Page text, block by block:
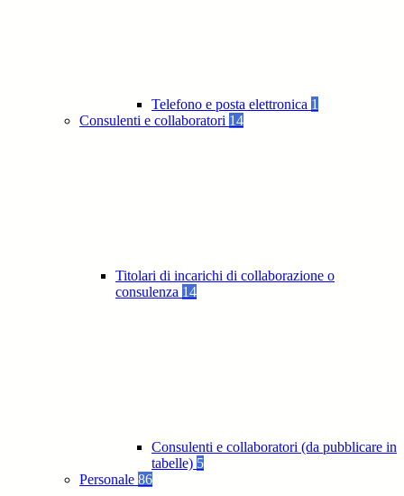
Telefono e posta elettronica 1
Consulenti e collaboratori 14
Titolari di incarichi di collaborazione o
consulenza 14
Consulenti e collaboratori (da pubblicare in
tabelle) 5
Personale 86